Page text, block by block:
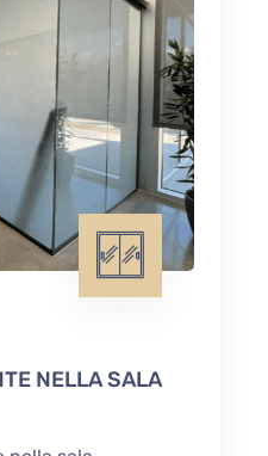
NELLA SALA